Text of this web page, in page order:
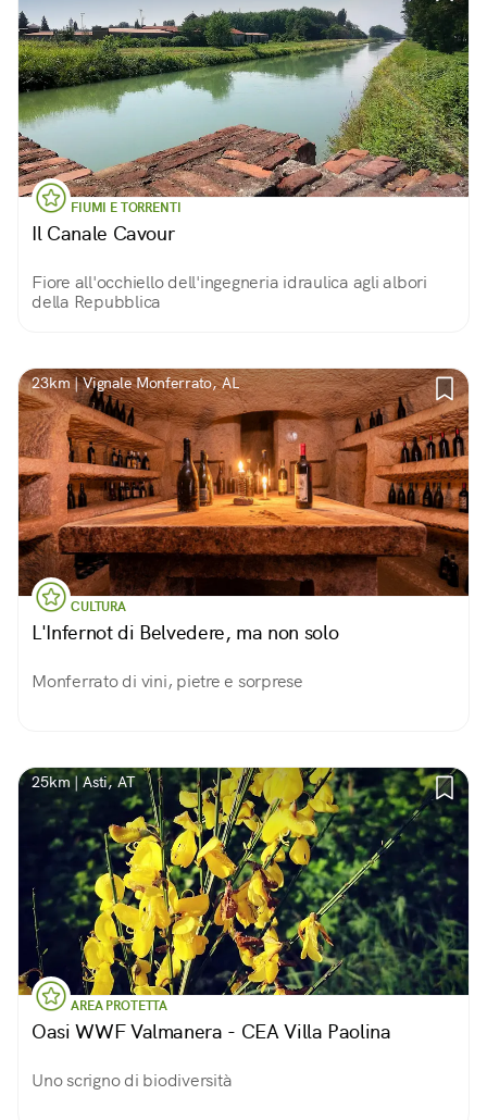
FIUMI E TORRENTI
Il Canale Cavour
Fiore all'occhiello dell'ingegneria idraulica agli albori
della Repubblica
23km | Vignale Monferrato, AL
CULTURA
L'Infernot di Belvedere, ma non solo
Monferrato di vini, pietre e sorprese
25km | Asti, AT
AREA PROTETTA
Oasi WWF Valmanera - CEA Villa Paolina
Uno scrigno di biodiversità